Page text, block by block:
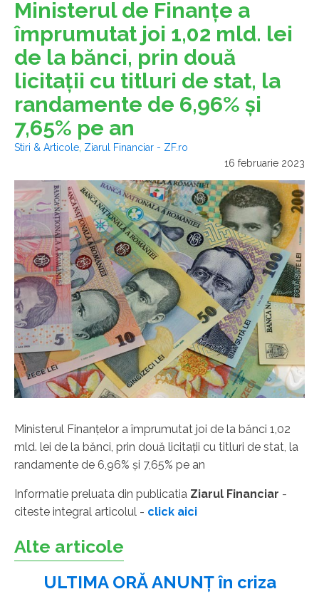
Ministerul de Finanţe a
împrumutat joi 1,02 mld. lei
de la bănci, prin două
licitaţii cu titluri de stat, la
randamente de 6,96% şi
7,65% pe an
Stiri & Articole Ziarul Financiar - ZF.ro
16 februarie 2023
Ministerul Finanţelor a împrumutat joi de la bănci 1,02
mld. lei de la bănci, prin două licitaţii cu titluri de stat, la
randamente de 6,96% şi 7,65% pe an
Informatie preluata din publicatia Ziarul Financiar -
citeste integral articolul - click aici
Alte articole
ULTIMA ORĂ ANUNȚ în criza